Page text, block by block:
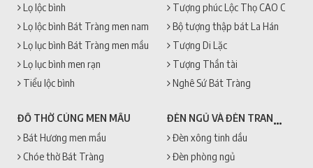
Lọ lộc bình
Lọ lộc bình Bát Tràng men nam
Lọ lục bình Bát Tràng men mầu
Lọ lục bình men rạn
Tiểu lộc bình
Tượng phúc Lộc Thọ CAO CẤP +
Bộ tượng thập bát La Hán
Tượng Di Lặc
Tượng Thần tài
Nghê Sứ Bát Tràng
ĐỒ THỜ CÚNG MEN MẦU
Bát Hương men mầu
Chóe thờ Bát Tràng
ĐÈN NGỦ VÀ ĐÈN TRANG TRÍ
Đèn xông tinh dầu
Đèn phòng ngủ